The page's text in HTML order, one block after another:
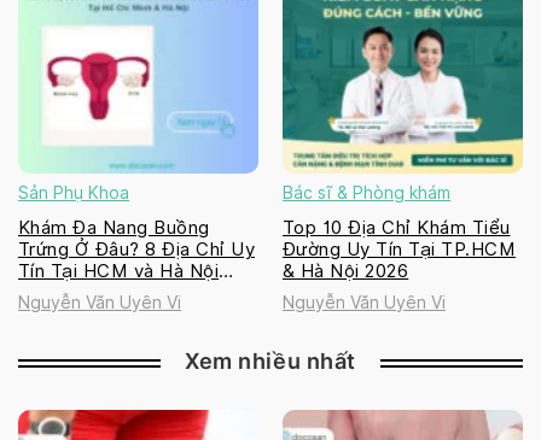
Sản Phụ Khoa
Khám Đa Nang Buồng
Trứng Ở Đâu? 8 Địa Chỉ Uy
Tín Tại HCM và Hà Nội
2026
Nguyễn Văn Uyên Vi
Bác sĩ & Phòng khám
Top 10 Địa Chỉ Khám Tiểu
Đường Uy Tín Tại TP.HCM
& Hà Nội 2026
Nguyễn Văn Uyên Vi
Xem nhiều nhất